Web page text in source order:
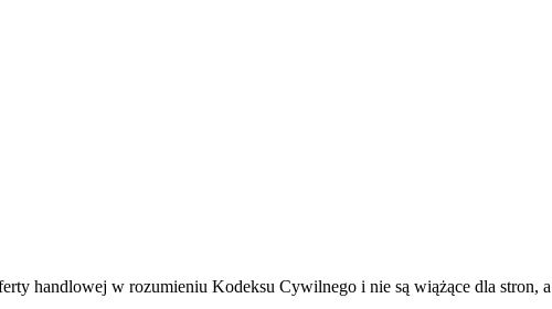
handlowej w rozumieniu Kodeksu Cywilnego i nie są wiążące dla stron,